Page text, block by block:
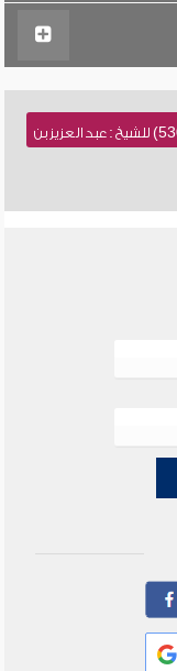
نسخة نصية للطباعة , فتاوى نور على الدرب (530) للشيخ : عبد العزيز بن